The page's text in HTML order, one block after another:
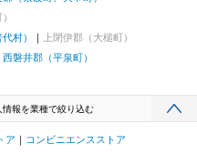
村）
上閉伊郡（大槌町）
西磐井郡（平泉町）
報を業種で絞り込む
ア
コンビニエンスストア